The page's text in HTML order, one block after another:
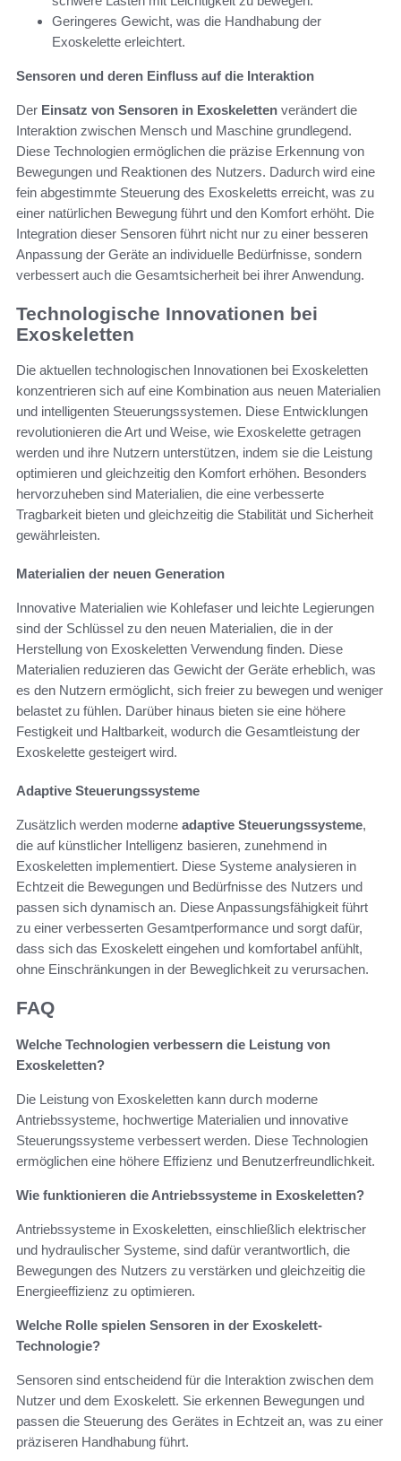
Geringeres Gewicht, was die Handhabung der
Exoskelette erleichtert.
Sensoren und deren Einfluss auf die Interaktion
Der Einsatz von Sensoren in Exoskeletten verändert die
Interaktion zwischen Mensch und Maschine grundlegend.
Diese Technologien ermöglichen die präzise Erkennung von
Bewegungen und Reaktionen des Nutzers. Dadurch wird eine
fein abgestimmte Steuerung des Exoskeletts erreicht, was zu
einer natürlichen Bewegung führt und den Komfort erhöht. Die
Integration dieser Sensoren führt nicht nur zu einer besseren
Anpassung der Geräte an individuelle Bedürfnisse, sondern
verbessert auch die Gesamtsicherheit bei ihrer Anwendung.
Technologische Innovationen bei
Exoskeletten
Die aktuellen technologischen Innovationen bei Exoskeletten
konzentrieren sich auf eine Kombination aus neuen Materialien
und intelligenten Steuerungssystemen. Diese Entwicklungen
revolutionieren die Art und Weise, wie Exoskelette getragen
werden und ihre Nutzern unterstützen, indem sie die Leistung
optimieren und gleichzeitig den Komfort erhöhen. Besonders
hervorzuheben sind Materialien, die eine verbesserte
Tragbarkeit bieten und gleichzeitig die Stabilität und Sicherheit
gewährleisten.
Materialien der neuen Generation
Innovative Materialien wie Kohlefaser und leichte Legierungen
sind der Schlüssel zu den neuen Materialien, die in der
Herstellung von Exoskeletten Verwendung finden. Diese
Materialien reduzieren das Gewicht der Geräte erheblich, was
es den Nutzern ermöglicht, sich freier zu bewegen und weniger
belastet zu fühlen. Darüber hinaus bieten sie eine höhere
Festigkeit und Haltbarkeit, wodurch die Gesamtleistung der
Exoskelette gesteigert wird.
Adaptive Steuerungssysteme
Zusätzlich werden moderne adaptive Steuerungssysteme,
die auf künstlicher Intelligenz basieren, zunehmend in
Exoskeletten implementiert. Diese Systeme analysieren in
Echtzeit die Bewegungen und Bedürfnisse des Nutzers und
passen sich dynamisch an. Diese Anpassungsfähigkeit führt
zu einer verbesserten Gesamtperformance und sorgt dafür,
dass sich das Exoskelett eingehen und komfortabel anfühlt,
ohne Einschränkungen in der Beweglichkeit zu verursachen.
FAQ
Welche Technologien verbessern die Leistung von
Exoskeletten?
Die Leistung von Exoskeletten kann durch moderne
Antriebssysteme, hochwertige Materialien und innovative
Steuerungssysteme verbessert werden. Diese Technologien
ermöglichen eine höhere Effizienz und Benutzerfreundlichkeit.
Wie funktionieren die Antriebssysteme in Exoskeletten?
Antriebssysteme in Exoskeletten, einschließlich elektrischer
und hydraulischer Systeme, sind dafür verantwortlich, die
Bewegungen des Nutzers zu verstärken und gleichzeitig die
Energieeffizienz zu optimieren.
Welche Rolle spielen Sensoren in der Exoskelett-
Technologie?
Sensoren sind entscheidend für die Interaktion zwischen dem
Nutzer und dem Exoskelett. Sie erkennen Bewegungen und
passen die Steuerung des Gerätes in Echtzeit an, was zu einer
präziseren Handhabung führt.